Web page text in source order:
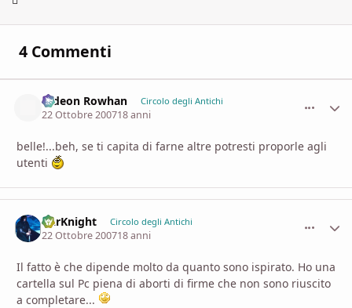
4 Commenti
Gideon Rowhan Circolo degli Antichi
22 Ottobre 200718 anni
belle!...beh, se ti capita di farne altre potresti proporle agli
utenti
DarKnight Circolo degli Antichi
22 Ottobre 200718 anni
Il fatto è che dipende molto da quanto sono ispirato. Ho una
cartella sul Pc piena di aborti di firme che non sono riuscito
a completare...